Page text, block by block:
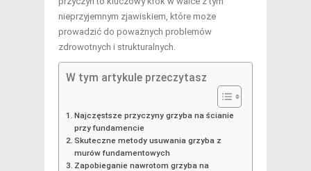
nieprzyjemnym zjawiskiem, które może
prowadzić do poważnych problemów
zdrowotnych i strukturalnych.
W tym artykule przeczytasz
Najczęstsze przyczyny grzyba na ścianie
przy fundamencie
Skuteczne metody usuwania grzyba z
murów fundamentowych
Zapobieganie nawrotom grzyba na